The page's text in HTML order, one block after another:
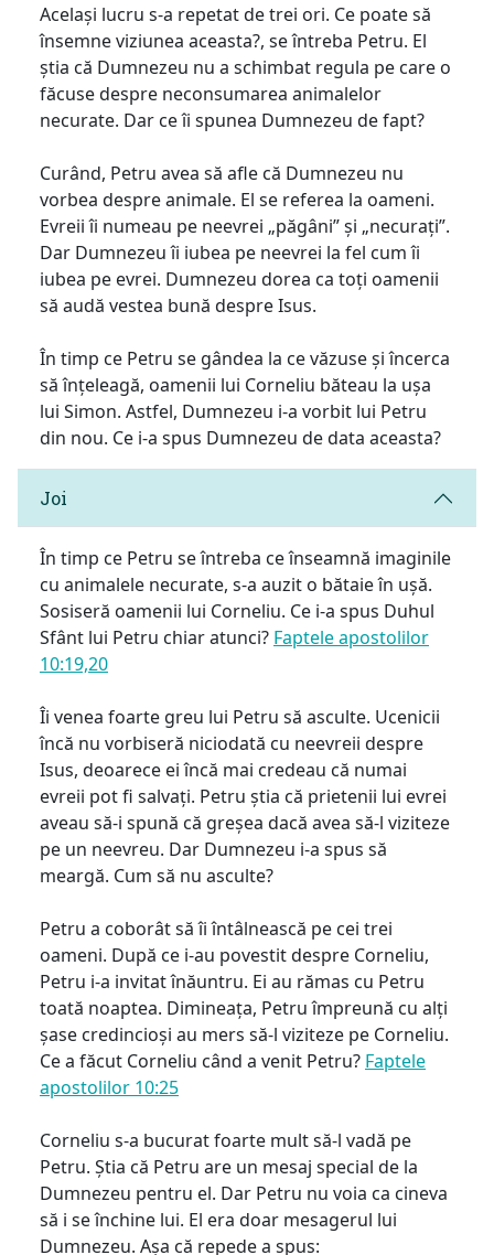
Același lucru s-a repetat de trei ori. Ce poate să
însemne viziunea aceasta?, se întreba Petru. El
știa că Dumnezeu nu a schimbat regula pe care o
făcuse despre neconsumarea animalelor
necurate. Dar ce îi spunea Dumnezeu de fapt?
Curând, Petru avea să afle că Dumnezeu nu
vorbea despre animale. El se referea la oameni.
Evreii îi numeau pe neevrei „păgâni” și „necurați”.
Dar Dumnezeu îi iubea pe neevrei la fel cum îi
iubea pe evrei. Dumnezeu dorea ca toți oamenii
să audă vestea bună despre Isus.
În timp ce Petru se gândea la ce văzuse și încerca
să înțeleagă, oamenii lui Corneliu băteau la ușa
lui Simon. Astfel, Dumnezeu i-a vorbit lui Petru
din nou. Ce i-a spus Dumnezeu de data aceasta?
Joi
În timp ce Petru se întreba ce înseamnă imaginile
cu animalele necurate, s-a auzit o bătaie în ușă.
Sosiseră oamenii lui Corneliu. Ce i-a spus Duhul
Sfânt lui Petru chiar atunci? Faptele apostolilor
10:19,20
Îi venea foarte greu lui Petru să asculte. Ucenicii
încă nu vorbiseră niciodată cu neevreii despre
Isus, deoarece ei încă mai credeau că numai
evreii pot fi salvați. Petru știa că prietenii lui evrei
aveau să-i spună că greșea dacă avea să-l viziteze
pe un neevreu. Dar Dumnezeu i-a spus să
meargă. Cum să nu asculte?
Petru a coborât să îi întâlnească pe cei trei
oameni. După ce i-au povestit despre Corneliu,
Petru i-a invitat înăuntru. Ei au rămas cu Petru
toată noaptea. Dimineața, Petru împreună cu alți
șase credincioși au mers să-l viziteze pe Corneliu.
Ce a făcut Corneliu când a venit Petru? Faptele
apostolilor 10:25
Corneliu s-a bucurat foarte mult să-l vadă pe
Petru. Știa că Petru are un mesaj special de la
Dumnezeu pentru el. Dar Petru nu voia ca cineva
să i se închine lui. El era doar mesagerul lui
Dumnezeu. Așa că repede a spus: